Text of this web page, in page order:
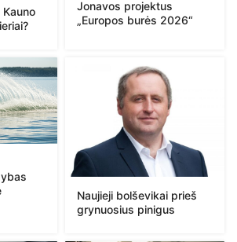
Kauno
Jonavos projektus
„Europos burės 2026“
Naujieji bolševikai prieš
grynuosius pinigus